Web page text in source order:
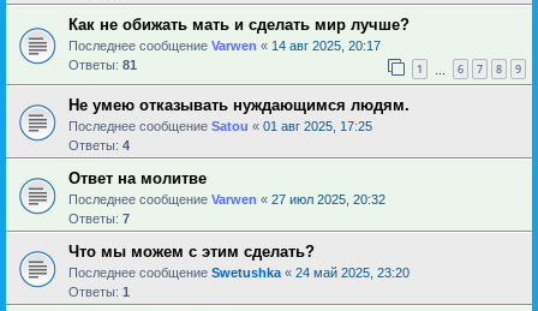
Как не обижать мать и сделать мир лучше?
Последнее сообщение Varwen « 14 авг 2025, 20:17
Ответы: 81 1 6 7 8 9
Не умею отказывать нуждающимся людям.
Последнее сообщение Satou « 01 авг 2025, 17:25
Ответы: 4
Ответ на молитве
Последнее сообщение Varwen « 27 июл 2025, 20:32
Ответы: 7
Что мы можем с этим сделать?
Последнее сообщение Swetushka « 24 май 2025, 23:20
Ответы: 1